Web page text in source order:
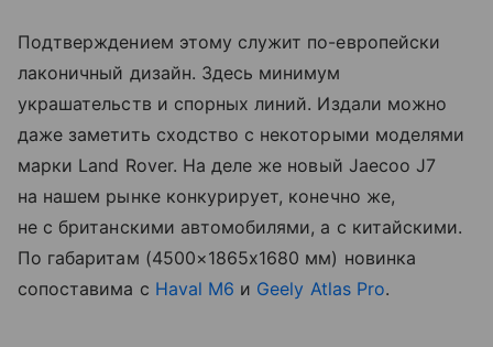
Подтверждением этому служит по-европейски
лаконичный дизайн. Здесь минимум
украшательств и спорных линий. Издали можно
даже заметить сходство с некоторыми моделями
марки Land Rover. На деле же новый Jaecoo J7
на нашем рынке конкурирует, конечно же,
не с британскими автомобилями, а с китайскими.
По габаритам (4500×1865х1680 мм) новинка
сопоставима с Haval M6 и Geely Atlas Pro.